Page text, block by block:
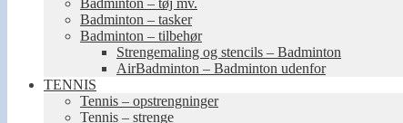
Badminton – tøj mv.
Badminton – tasker
Badminton – tilbehør
Strengemaling og stencils – Badminton
AirBadminton – Badminton udenfor
TENNIS
Tennis – opstrengninger
Tennis – strenge